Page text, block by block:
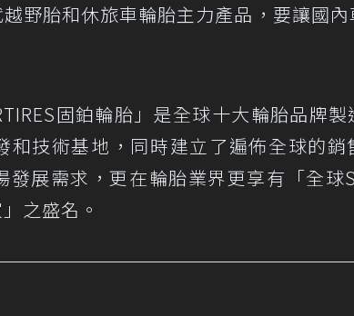
野胎和休旅車輪胎主力產品，要讓國
固鉑輪胎」是全球十大輪胎品牌製
和技術基地，同時建立了遍佈全球的銷
展需求，更在輪胎業界更享有「全球
之盛名。